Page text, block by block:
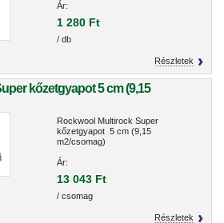
Ár:
1 280 Ft
/ db
Részletek
kőzetgyapot 5 cm (9,15
Rockwool Multirock Super
kőzetgyapot 5 cm (9,15
m2/csomag)
Ár:
13 043 Ft
/ csomag
Részletek